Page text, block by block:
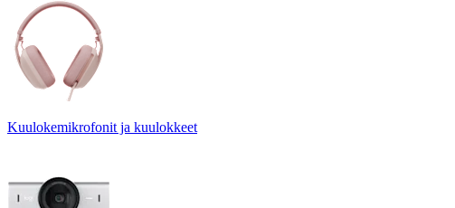
Kuulokemikrofonit ja kuulokkeet